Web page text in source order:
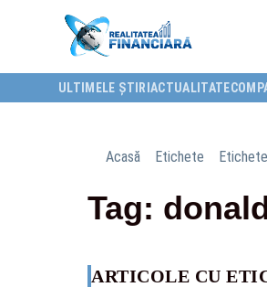
ULTIMELE ȘTIRI ACTUALITATE
Acasă Etichete
Tag:
ARTICOLE CU